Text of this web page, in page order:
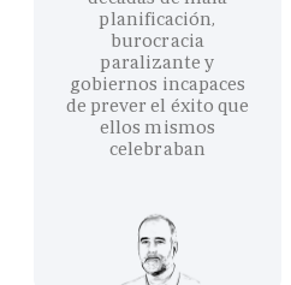
planificación,
burocracia
paralizante y
gobiernos incapaces
de prever el éxito que
ellos mismos
celebraban